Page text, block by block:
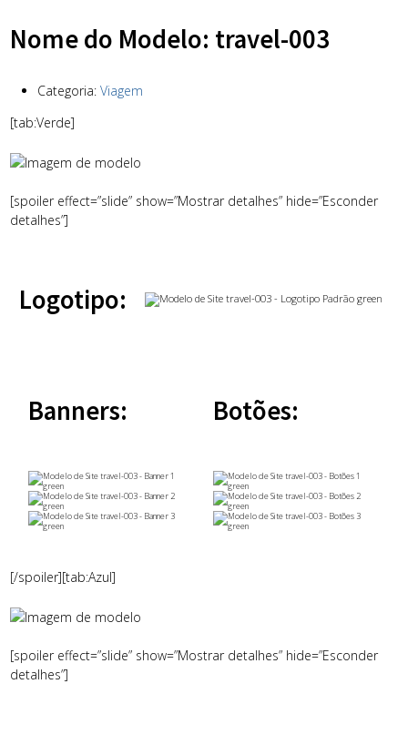
Nome do Modelo: travel-003
Categoria: Viagem
[tab:Verde]
[spoiler effect=”slide” show=”Mostrar detalhes” hide=”Esconder
detalhes”]
Logotipo:
Banners: Botões:
[/spoiler][tab:Azul]
[spoiler effect=”slide” show=”Mostrar detalhes” hide=”Esconder
detalhes”]